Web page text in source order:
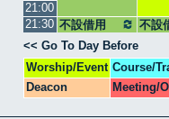
21:00
21:30 不設借用 不設
<< Go To Day Before
Worship/Event Course/
Deacon
Meeting/